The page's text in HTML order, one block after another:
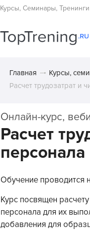
Курсы, Семинары, Тренинги
Главная Курсы,
Расчет трудозатрат и
Онлайн-курс,
Расчет
Обучение проводится
Курс посвящен
персонала для их
добавления для